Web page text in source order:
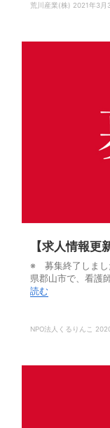
荒川産業(株) 2021年3月
【求人情報更
※ 募集終了しま
県郡山市で、看護
読む
NPO法人くるりんこ